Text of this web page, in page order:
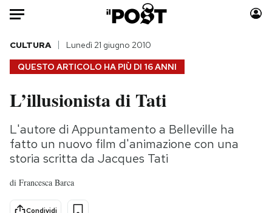
Auto
HOME
Italia
Politica
Tecnologia
Scienza
Cultura
Moda
Consumismi
Storie/Idee
QUESTO ARTICOLO HA PIÙ DI 16 ANNI
CULTURA Lunedì 21 giugno 2010
L’illusionista di Tati
L'autore di Appuntamento a Belleville ha
fatto un nuovo film d'animazione con una
storia scritta da Jacques Tati
di Francesca Barca
Condividi